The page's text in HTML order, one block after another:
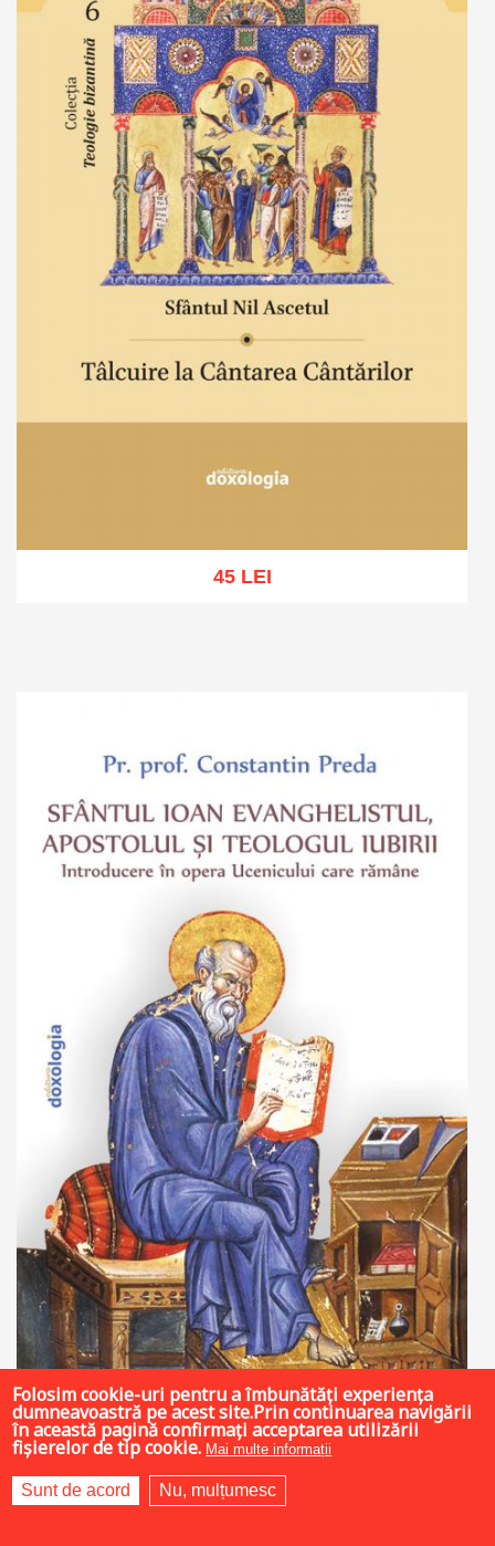
45 LEI
45 LEI
Folosim cookie-uri pentru a îmbunătăți experiența
dumneavoastră pe acest site.Prin continuarea navigării
în această pagină confirmați acceptarea utilizării
fișierelor de tip cookie. Mai multe informații
Sunt de acord Nu, mulțumesc